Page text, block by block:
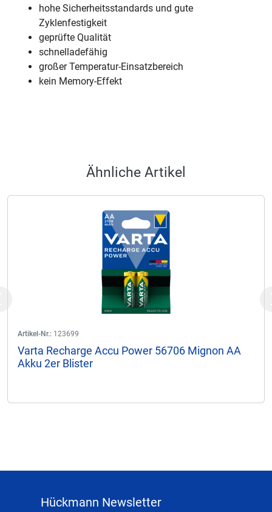
hohe Sicherheitsstandards und gute
Zyklenfestigkeit
geprüfte Qualität
schnelladefähig
großer Temperatur-Einsatzbereich
kein Memory-Effekt
Ähnliche Artikel
Artikel-Nr.: 123699
Varta Recharge Accu Power 56706 Mignon AA
Akku 2er Blister
Hückmann Newsletter